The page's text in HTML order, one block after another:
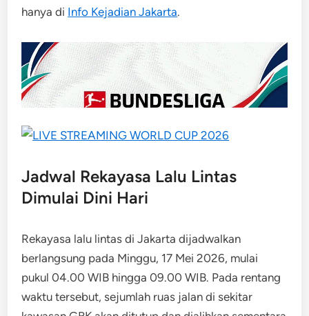
hanya di Info Kejadian Jakarta.
Jadwal Rekayasa Lalu Lintas
Dimulai Dini Hari
Rekayasa lalu lintas di Jakarta dijadwalkan
berlangsung pada Minggu, 17 Mei 2026, mulai
pukul 04.00 WIB hingga 09.00 WIB. Pada rentang
waktu tersebut, sejumlah ruas jalan di sekitar